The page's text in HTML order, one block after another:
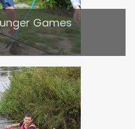
Games